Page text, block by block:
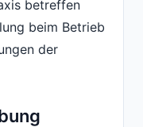
betreffen
beim Betrieb
der